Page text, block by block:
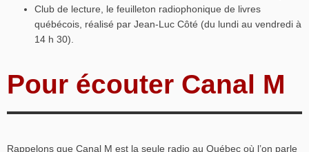
Club de lecture, le feuilleton radiophonique de livres
québécois, réalisé par Jean-Luc Côté (du lundi au vendredi à
14 h 30).
Pour écouter Canal M
Rappelons que Canal M est la seule radio au Québec où l’on parle